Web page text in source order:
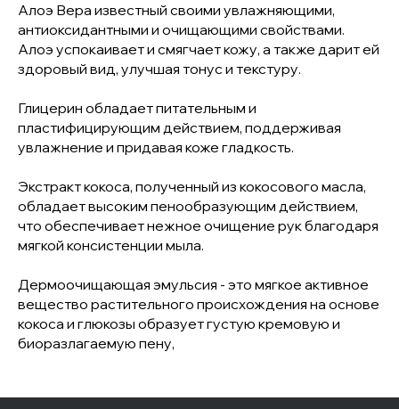
Алоэ Вера известный своими увлажняющими,
антиоксидантными и очищающими свойствами.
Алоэ успокаивает и смягчает кожу, а также дарит ей
здоровый вид, улучшая тонус и текстуру.
Глицерин обладает питательным и
пластифицирующим действием, поддерживая
увлажнение и придавая коже гладкость.
Экстракт кокоса, полученный из кокосового масла,
обладает высоким пенообразующим действием,
что обеспечивает нежное очищение рук благодаря
мягкой консистенции мыла.
Дермоочищающая эмульсия - это мягкое активное
вещество растительного происхождения на основе
кокоса и глюкозы образует густую кремовую и
биоразлагаемую пену,